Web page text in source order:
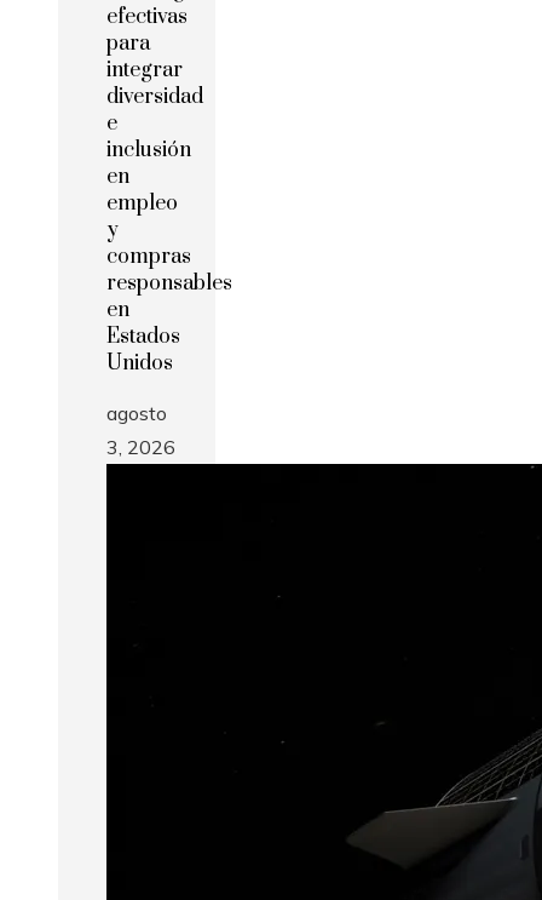
efectivas
para
integrar
diversidad
e
inclusión
en
empleo
y
compras
responsables
en
Estados
Unidos
agosto
3, 2026